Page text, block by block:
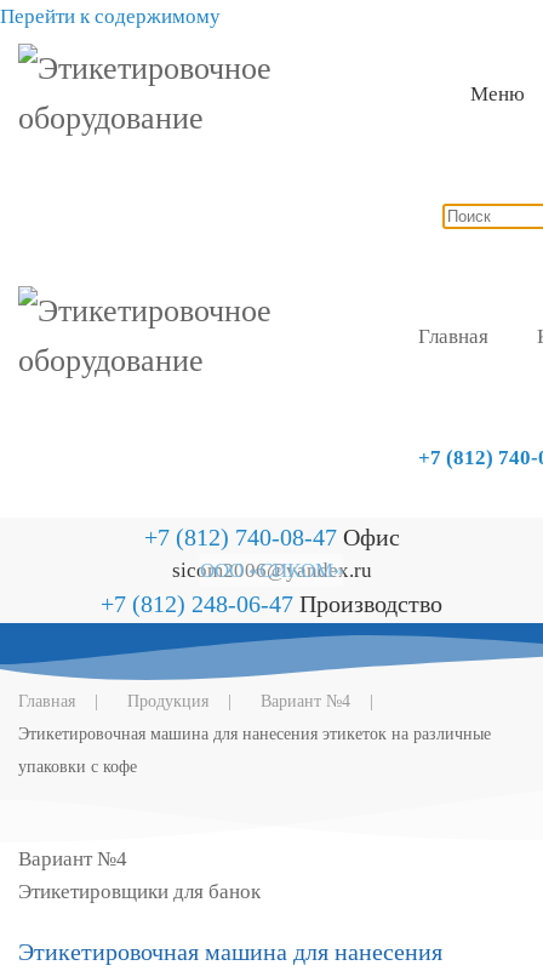
Перейти к содержимому
Меню
Главная
+7 (812) 740-
+7 (812) 740-08-47Офис
sicom2006@yandex.ru
+7 (812) 248-06-47 Производство
ООО «СИКОМ»
Главная Продукция
Вариант №4
Этикетировочная машина для нанесения этикеток на различные
упаковки с кофе
Вариант №4
Этикетировщики для банок
Этикетировочная машина для нанесения